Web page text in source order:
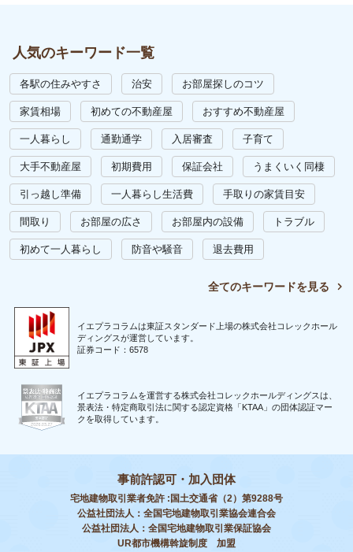
人気のキーワード一覧
各駅の住みやすさ 治安 お部屋探しのコツ
家賃相場 初めての不動産屋 おすすめ不動産屋
一人暮らし 通勤通学 入居審査 子育て
大手不動産屋 初期費用 保証会社 うまくいく同棲
引っ越し準備 一人暮らし生活費 手取りの家賃目安
間取り お部屋の広さ お部屋内の設備 トラブル
初めて一人暮らし 防音や騒音 退去費用
全てのキーワードを見る
イエプラコラムは東証スタンダード上場の株式会社コレックホール
ディングスが運営しています。
証券コード：6578
イエプラコラムを運営する株式会社コレックホールディングスは、
景表法・特定商取引法に関する認定資格「KTAA」の団体認証マー
クを取得しています。
事前許認可・加入団体
宅地建物取引業者免許 :国土交通省（2）第9288号
公益社団法人：全国宅地建物取引業協会連合会
公益社団法人：全国宅地建物取引業保証協会
UR都市機構斡旋制度 加盟